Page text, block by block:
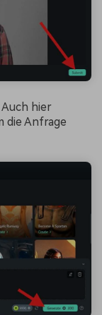
Auch hier
die Anfrage